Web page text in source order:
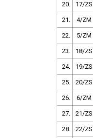
20. 17/ZS
21. 4/ZM
22. 5/ZM
23. 18/ZS
24. 19/ZS
25. 20/ZS
26. 6/ZM
27. 21/ZS
28. 22/ZS